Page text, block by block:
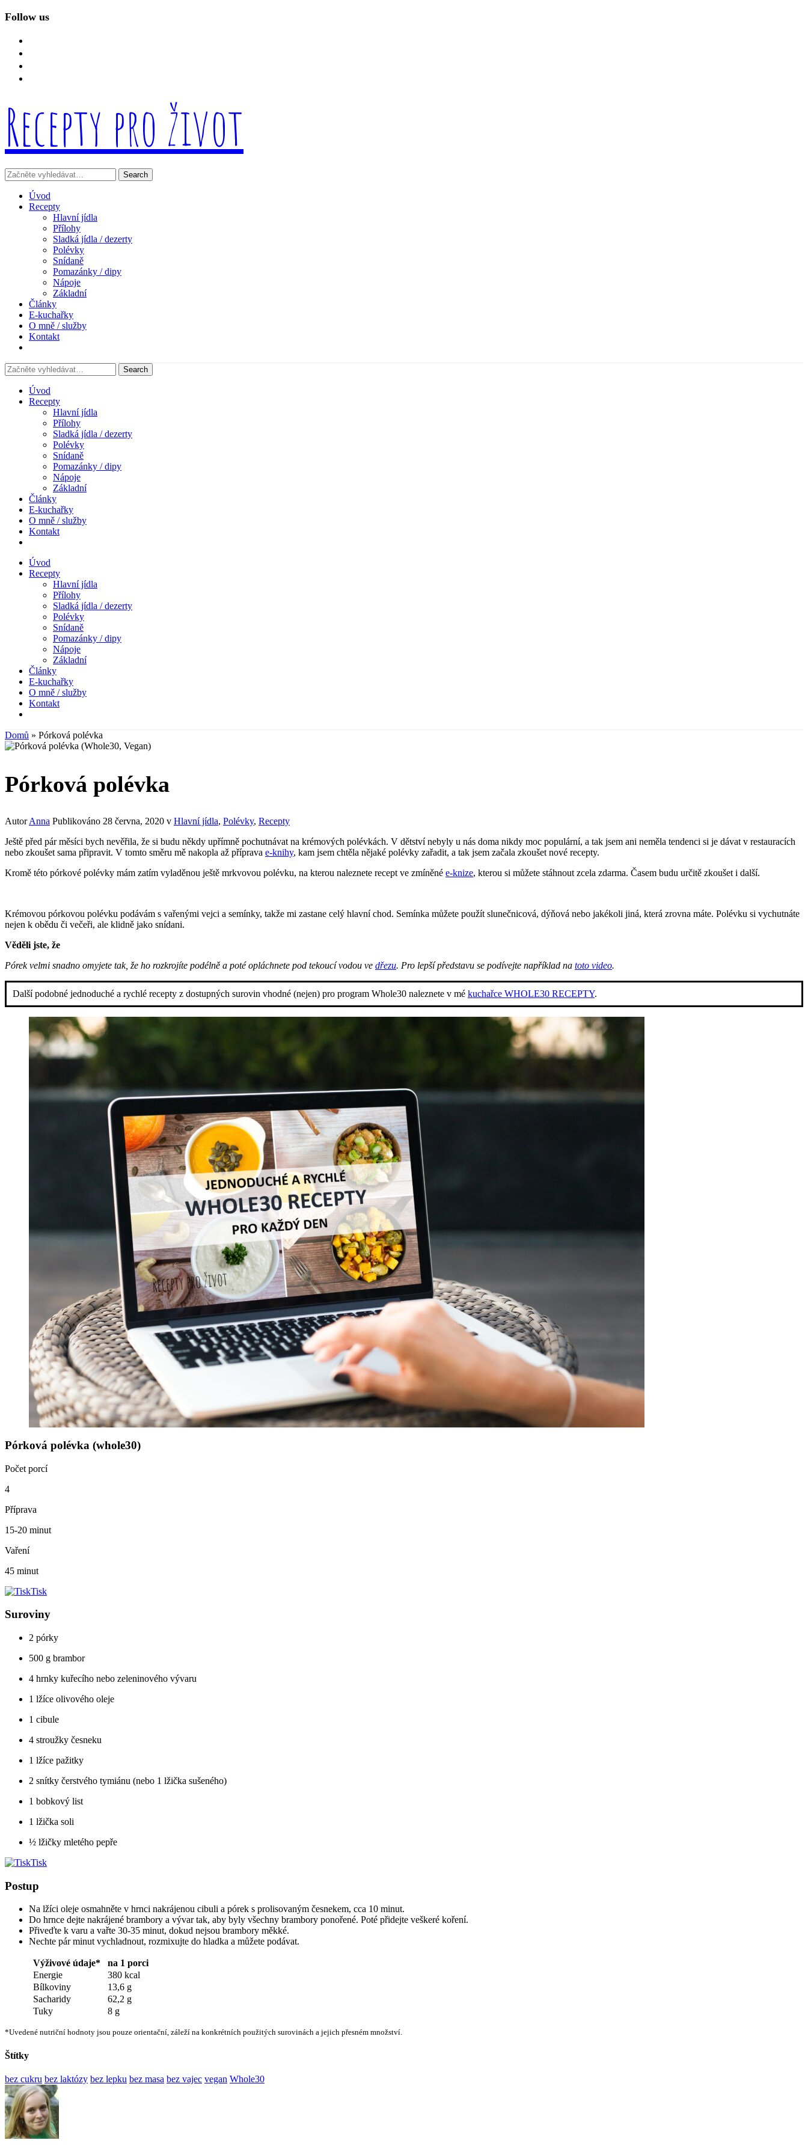
Follow us
Recepty pro život
Úvod
Recepty
Hlavní jídla
Přílohy
Sladká jídla / dezerty
Polévky
Snídaně
Pomazánky / dipy
Nápoje
Základní
Články
E-kuchařky
O mně / služby
Kontakt
Úvod
Recepty
Hlavní jídla
Přílohy
Sladká jídla / dezerty
Polévky
Snídaně
Pomazánky / dipy
Nápoje
Základní
Články
E-kuchařky
O mně / služby
Kontakt
Úvod
Recepty
Hlavní jídla
Přílohy
Sladká jídla / dezerty
Polévky
Snídaně
Pomazánky / dipy
Nápoje
Základní
Články
E-kuchařky
O mně / služby
Kontakt
Domů » Pórková polévka
Pórková polévka
AutorAnna Publikováno 28 června, 2020 v Hlavní jídla, Polévky, Recepty
Ještě před pár měsíci bych nevěřila, že si budu někdy upřímně pochutnávat na krémových polévkách. V dětství nebyly u nás doma nikdy moc populární, a tak jsem ani neměla tendenci si je dávat v restauracích
nebo zkoušet sama připravit. V tomto směru mě nakopla až příprava e-knihy, kam jsem chtěla nějaké polévky zařadit, a tak jsem začala zkoušet nové recepty.
Kromě této pórkové polévky mám zatím vyladěnou ještě mrkvovou polévku, na kterou naleznete recept ve zmíněné e-knize, kterou si můžete stáhnout zcela zdarma. Časem budu určitě zkoušet i další.
Krémovou pórkovou polévku podávám s vařenými vejci a semínky, takže mi zastane celý hlavní chod. Semínka můžete použít slunečnicová, dýňová nebo jakékoli jiná, která zrovna máte. Polévku si vychutnáte
nejen k obědu či večeři, ale klidně jako snídani.
Věděli jste, že
Pórek velmi snadno omyjete tak, že ho rozkrojíte podélně a poté opláchnete pod tekoucí vodou ve dřezu. Pro lepší představu se podívejte například na toto video.
Další podobné jednoduché a rychlé recepty z dostupných surovin vhodné (nejen) pro program Whole30 naleznete v mé kuchařce WHOLE30 RECEPTY.
Pórková polévka (whole30)
Počet porcí
4
Příprava
15-20 minut
Vaření
45 minut
Tisk
Suroviny
2 pórky
500 g brambor
4 hrnky kuřecího nebo zeleninového vývaru
1 lžíce olivového oleje
1 cibule
4 stroužky česneku
1 lžíce pažitky
2 snítky čerstvého tymiánu (nebo 1 lžička sušeného)
1 bobkový list
1 lžička soli
½ lžičky mletého pepře
Tisk
Postup
Na lžíci oleje osmahněte v hrnci nakrájenou cibuli a pórek s prolisovaným česnekem, cca 10 minut.
Do hrnce dejte nakrájené brambory a vývar tak, aby byly všechny brambory ponořené. Poté přidejte veškeré koření.
Přiveďte k varu a vařte 30-35 minut, dokud nejsou brambory měkké.
Nechte pár minut vychladnout, rozmixujte do hladka a můžete podávat.
Výživové údaje*
na 1 porci
Energie
380 kcal
Bílkoviny
13,6 g
Sacharidy
62,2 g
Tuky
8 g
*Uvedené nutriční hodnoty jsou pouze orientační, záleží na konkrétních použitých surovinách a jejich přesném množství.
Štítky
bez cukru bez laktózy bez lepku bez masa bez vajec vegan Whole30